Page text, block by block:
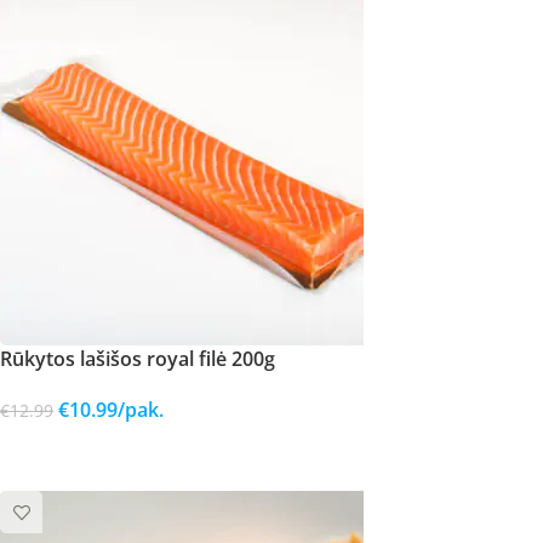
Rūkytos lašišos royal filė 200g
€12.99 €10.99/pak.